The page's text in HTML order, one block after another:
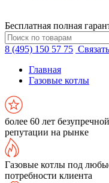
Бесплатная полная
8 (495) 150 57 75
Главная
Газовые котлы
более 60 лет безупречной
репутации на рынке
Газовые котлы под
потребности клиента